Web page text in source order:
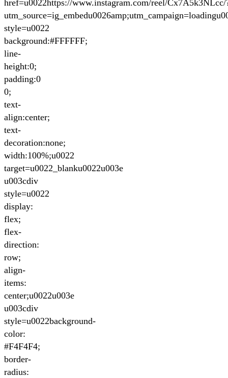
href=u0022https://www.instagram.com/reel/Cx7A5k3NLcc/
style=u0022
background:#FFFFFF;
line-
height:0;
padding:0
0;
text-
align:center;
text-
decoration:none;
width:100%;u0022
target=u0022_blanku0022u003e
u003cdiv
style=u0022
display:
flex;
flex-
direction:
row;
align-
items:
center;u0022u003e
u003cdiv
style=u0022background-
color:
#F4F4F4;
border-
radius: